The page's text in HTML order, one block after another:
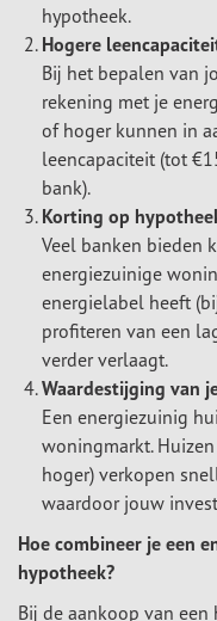
hypotheek.
Hogere
Bij het bepalen van
rekening met je
of hoger kunnen in
leencapaciteit (tot
bank).
Korting op
Veel banken bieden
energiezuinige
energielabel heeft
profiteren van een
verder verlaagt.
Waardestijging van
Een energiezuinig
woningmarkt.
hoger) verkopen
waardoor jouw
Hoe combineer je een
hypotheek?
Bij de aankoop van